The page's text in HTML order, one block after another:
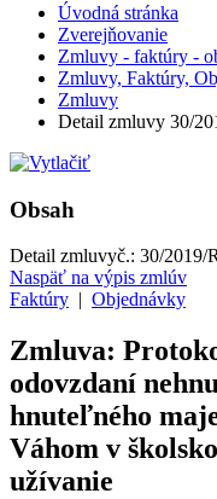
Úvodná stránka
Zverejňovanie
Zmluvy - faktúry -
Zmluvy, Faktúry,
Zmluvy
Detail zmluvy 30/
Obsah
Detail zmluvyč.: 30/2019/
Naspäť na výpis zmlúv
Faktúry | Objednávky
Zmluva:
odovzdaní
hnuteľného
Váhom v
užívanie